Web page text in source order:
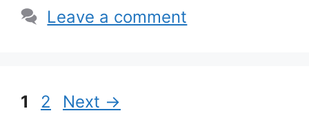
Leave a comment
Page
1 Page
2 Next →